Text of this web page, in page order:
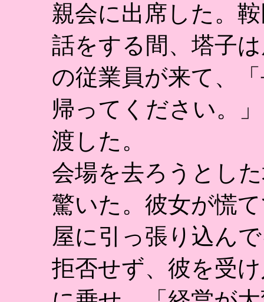
親会に出席した。
話をする間、塔子
の従業員が来て、
帰ってください。
渡した。
会場を去ろうとし
驚いた。彼女が慌
屋に引っ張り込ん
拒否せず、彼を受